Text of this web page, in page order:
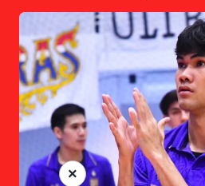
×